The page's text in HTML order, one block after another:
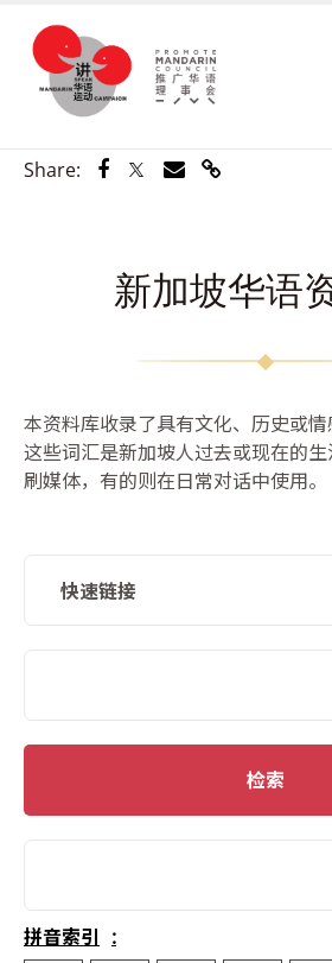
Share: Share via Facebook
Share via Twitter
Share via Email
Share via Link
新加坡华语
本资料库收录了具有文化、历史或情
这些词汇是新加坡人过去或现在的
刷媒体，有的则在日常对话中使用。
快速链接
检索
拼音索引